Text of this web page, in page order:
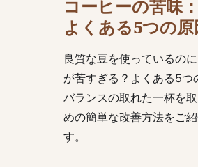
コーヒーの苦味
よくある5つの原
良質な豆を使っているの
が苦すぎる？よくある5つ
バランスの取れた一杯を
めの簡単な改善方法をご
す。